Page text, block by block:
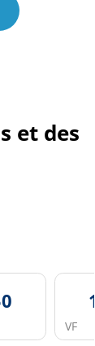
et des
VF